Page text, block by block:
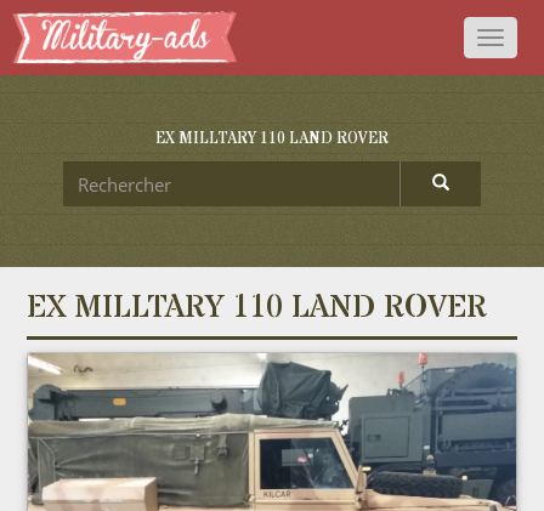
Toggle
EX MILLTARY 110 LAND ROVER
EX MILLTARY 110 LAND ROVER